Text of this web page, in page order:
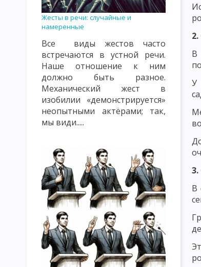
ВИДЫ, ФОРМЫ И МЕТОДЫ КОНТРОЛЯ И ОЦЕНКИ
СОДЕРЖАНИЕ ПЕДАГОГИЧЕСКОГО ПОНЯТИЯ
ОБЪЕКТЫ ВОСПИТАТЕЛЬНОГО ВОЗДЕЙСТВИЯ:
ТЕОРИЯ ВОСПИТАНИЯ КАК НАУЧНАЯ И УЧЕБНАЯ
ФУНКЦИИ ТЕОРИИ ВОСПИТАНИЯ СУТЬ
КЛАССИФИКАЦИЯ МЕТОДОВ ВОСПИТАНИЯ.
ЦЕЛЬ И ЭМОЦИОНАЛЬНО-МОТИВАЦИОННЫЙ
КОНТРОЛЬНО-РЕГУЛИРОВОЧНЫЙ КОМПОНЕНТ
ЗАКОНЫ ВОСПИТАНИЯ И ИХ ХАРАКТЕРИСТИКА
ХАРАКТЕРИСТИКА ПРИНЦИПОВ ВОСПИТАНИЯ
ПРИНЦИП ОБЩЕСТВЕННОЙ НАПРАВЛЕННОСТИ,
ПРИНЦИП СУБЪЕКТ-СУБЪЕКТНЫЙ ХАРАКТЕР
ПРИНЦИП НАСТУПАТЕЛЬНОСТИ И АКТИВНОСТИ,
Жесты в речи: случайные и
намеренные
Все виды жестов часто
встречаются в устной речи.
Наше отношение к ним
должно быть разное.
Механический жест в
изобилии «демонстрируется»
неопытными актёрами; так,
мы види.....
В
У
В